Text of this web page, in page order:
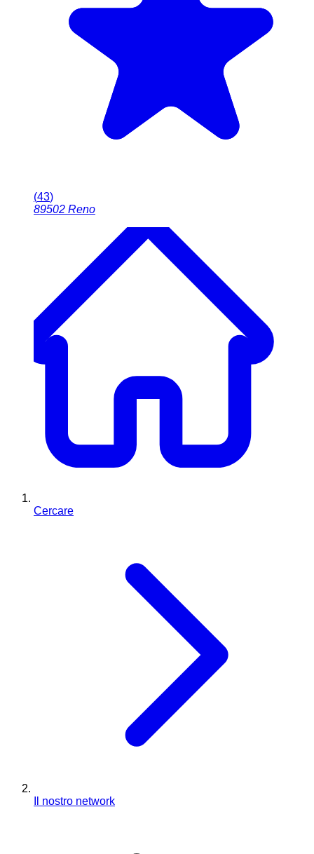
(43)
89502 Reno
Cercare
Il nostro network